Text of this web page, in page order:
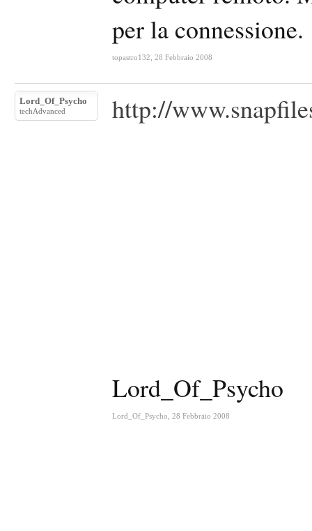
per la connessione.
topastro132 28 Febbraio 2008
Lord_Of_Psycho
techAdvanced http://
Lord_Of_Psycho
Lord_Of_Psycho 28 Febbraio 2008